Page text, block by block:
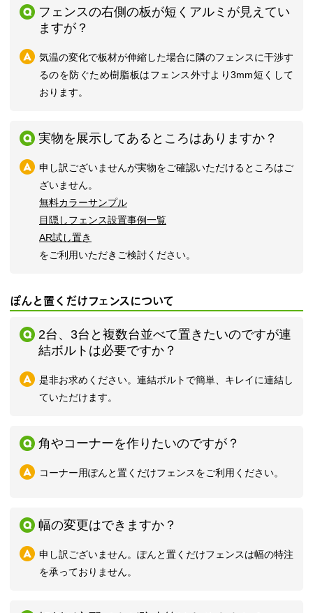
フェンスの右側の板が短くアルミが見えてい
ますが？
気温の変化で板材が伸縮した場合に隣のフェンスに干渉す
るのを防ぐため樹脂板はフェンス外寸より3mm短くして
おります。
実物を展示してあるところはありますか？
申し訳ございませんが実物をご確認いただけるところはご
ざいません。
無料カラーサンプル
目隠しフェンス設置事例一覧
AR試し置き
をご利用いただきご検討ください。
ぽんと置くだけフェンスについて
2台、3台と複数台並べて置きたいのですが連
結ボルトは必要ですか？
是非お求めください。連結ボルトで簡単、キレイに連結し
ていただけます。
角やコーナーを作りたいのですが？
コーナー用ぽんと置くだけフェンスをご利用ください。
幅の変更はできますか？
申し訳ございません。ぽんと置くだけフェンスは幅の特注
を承っておりません。